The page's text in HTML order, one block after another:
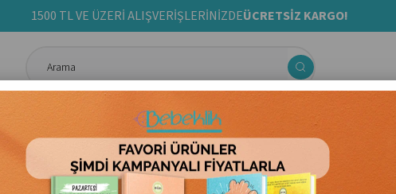
1500 TL VE ÜZERİ ALIŞVERİŞLERİNİZDEÜCRETSİZ KARGO!
Aktivite Anne & Bebek Bakım Ürünleri Ek Gıda Tarif